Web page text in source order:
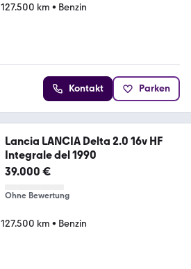
127.500 km • Benzin
Kontakt Parken
Lancia LANCIA Delta 2.0 16v HF
Integrale del 1990
39.000 €
Ohne Bewertung
127.500 km • Benzin